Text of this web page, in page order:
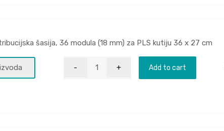
šasija, 36 modula (18 mm) za PLS kutiju 36 x 27 cm
Add to cart